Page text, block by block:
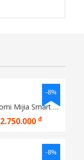
Máy tạo ẩm Xiaomi Mijia Smart Evaporative Humidifier Pro BHR082TEU 600mL/h
2.750.000đ
-8%
-8%